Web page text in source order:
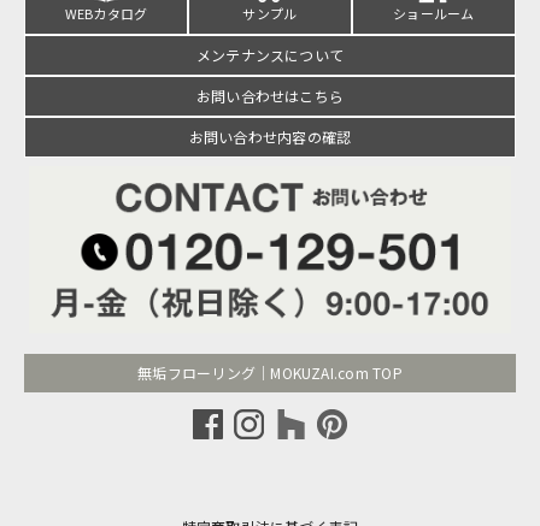
WEBカタログ サンプル ショールーム
メンテナンスについて
お問い合わせはこちら
お問い合わせ内容の確認
無垢フローリング｜MOKUZAI.com TOP